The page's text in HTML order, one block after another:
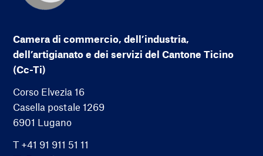
Camera di commercio, dell’industria,
dell’artigianato e dei servizi del Cantone Ticino
(Cc-Ti)
Corso Elvezia 16
Casella postale 1269
6901 Lugano
T +41 91 911 51 11